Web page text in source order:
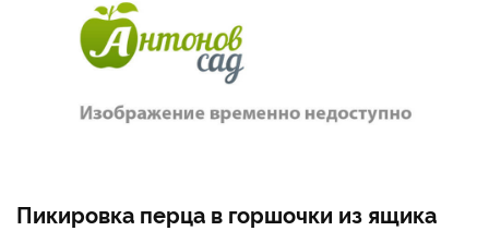
Пикировка перца в горшочки из ящика